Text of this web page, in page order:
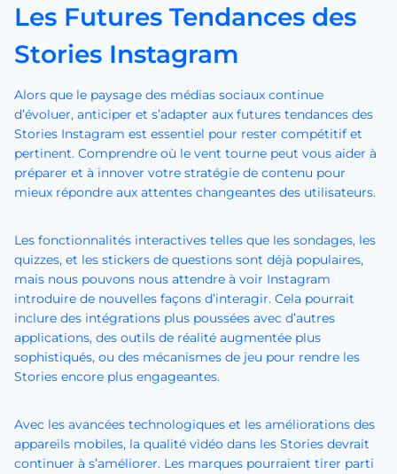
Les Futures Tendances des
Stories Instagram
Alors que le paysage des médias sociaux continue
d’évoluer, anticiper et s’adapter aux futures tendances des
Stories Instagram est essentiel pour rester compétitif et
pertinent. Comprendre où le vent tourne peut vous aider à
préparer et à innover votre stratégie de contenu pour
mieux répondre aux attentes changeantes des utilisateurs.
Les fonctionnalités interactives telles que les sondages, les
quizzes, et les stickers de questions sont déjà populaires,
mais nous pouvons nous attendre à voir Instagram
introduire de nouvelles façons d’interagir. Cela pourrait
inclure des intégrations plus poussées avec d’autres
applications, des outils de réalité augmentée plus
sophistiqués, ou des mécanismes de jeu pour rendre les
Stories encore plus engageantes.
Avec les avancées technologiques et les améliorations des
appareils mobiles, la qualité vidéo dans les Stories devrait
continuer à s’améliorer. Les marques pourraient tirer parti